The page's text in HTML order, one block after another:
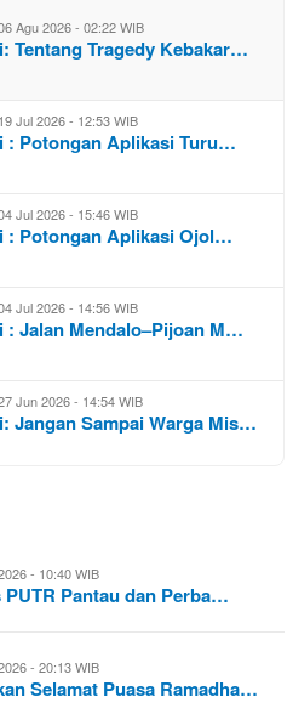
Agu 2026 - 02:22 WIB
Tentang Tragedy Kebakar…
19 Jul 2026 - 12:53 WIB
: Potongan Aplikasi Turu…
Jul 2026 - 15:46 WIB
: Potongan Aplikasi Ojol…
Jul 2026 - 14:56 WIB
: Jalan Mendalo–Pijoan M…
Jun 2026 - 14:54 WIB
Jangan Sampai Warga Mis…
- 10:40 WIB
Pantau dan Perba…
- 20:13 WIB
Selamat Puasa Ramadha…